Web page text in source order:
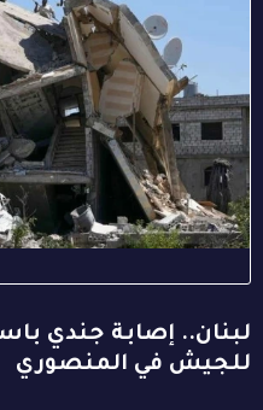
لبنان.. إصابة جندي
للجيش في المنصوري